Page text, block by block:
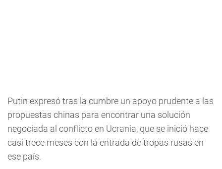
Putin expresó tras la cumbre un apoyo prudente a las
propuestas chinas para encontrar una solución
negociada al conflicto en Ucrania, que se inició hace
casi trece meses con la entrada de tropas rusas en
ese país.